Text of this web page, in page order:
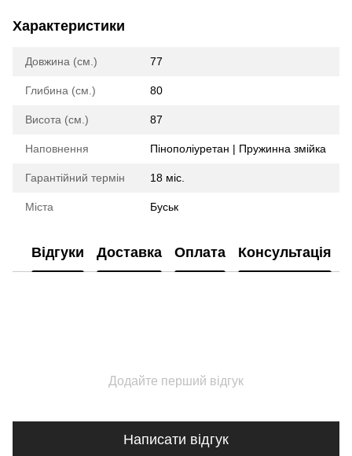
Характеристики
Довжина (см.) 77
Глибина (см.) 80
Висота (см.) 87
Наповнення Пінополіуретан | Пружинна змійка
Гарантійний термін 18 міс.
Міста Буськ
Відгуки Доставка Оплата Консультація
Додайте перший відгук
Написати відгук